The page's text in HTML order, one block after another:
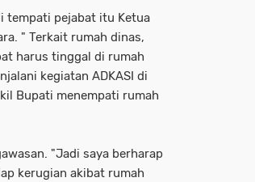
tempati pejabat itu Ketua
" Terkait rumah dinas,
harus tinggal di rumah
kegiatan ADKASI di
Bupati menempati rumah
"Jadi saya berharap
kerugian akibat rumah